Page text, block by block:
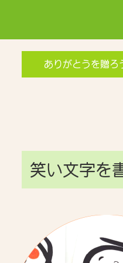
ありがとうを贈ろ
笑い文字を